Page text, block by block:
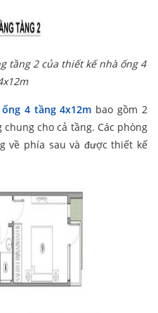
tầng 2 của thiết kế nhà ống 4
4 tầng 4x12m bao gồm 2
cho cả tầng. Các phòng
về phía sau và được thiết kế